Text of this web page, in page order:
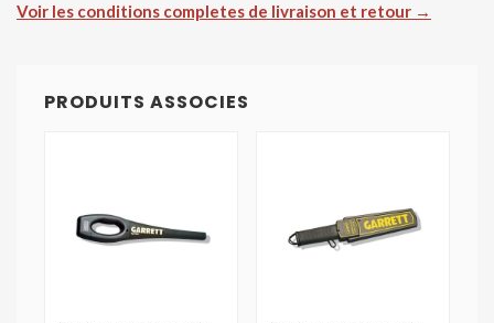
Voir les conditions completes de livraison et retour →
PRODUITS ASSOCIES